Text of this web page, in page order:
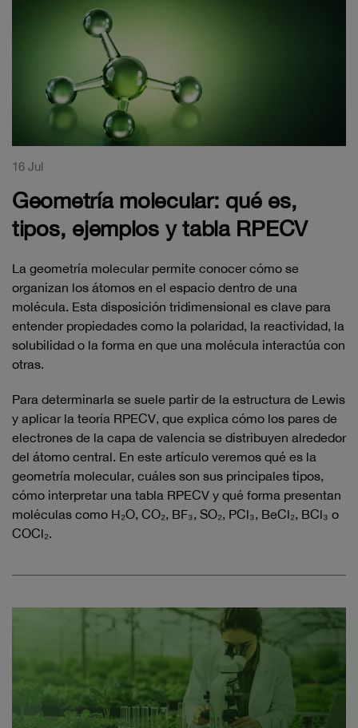
16 Jul
Geometría molecular: qué es,
tipos, ejemplos y tabla RPECV
La geometría molecular permite conocer cómo se
organizan los átomos en el espacio dentro de una
molécula. Esta disposición tridimensional es clave para
entender propiedades como la polaridad, la reactividad, la
solubilidad o la forma en que una molécula interactúa con
otras.
Para determinarla se suele partir de la estructura de Lewis
y aplicar la teoría RPECV, que explica cómo los pares de
electrones de la capa de valencia se distribuyen alrededor
del átomo central. En este artículo veremos qué es la
geometría molecular, cuáles son sus principales tipos,
cómo interpretar una tabla RPECV y qué forma presentan
moléculas como H₂O, CO₂, BF₃, SO₂, PCl₃, BeCl₂, BCl₃ o
COCl₂.